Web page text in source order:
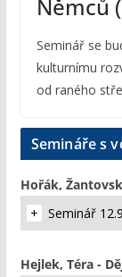
Němců
Seminář se
kulturnímu
od raného
Semináře s
Hořák,
Seminář
Hejlek, Téra -